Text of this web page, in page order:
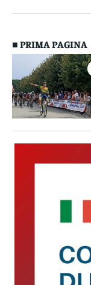
■ PRIMA PAGINA